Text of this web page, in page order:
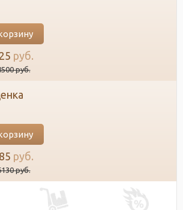
руб.
руб.
руб.
руб.